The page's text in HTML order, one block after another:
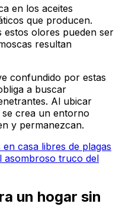
en los aceites
que producen.
estos olores pueden ser
resultan
confundido por estas
a buscar
Al ubicar
se crea un entorno
y permanezcan.
casa libres de plagas
asombroso truco del
un hogar sin